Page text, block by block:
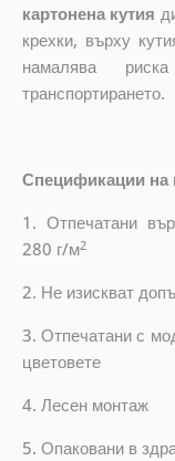
картонена кутия
крехки, върху
намалява
транспортирането.
Спецификации на
1. Отпечатани
280 г/м2
2. Не изискват
3. Отпечатани с
цветовете
4. Лесен монтаж
5. Опаковани в